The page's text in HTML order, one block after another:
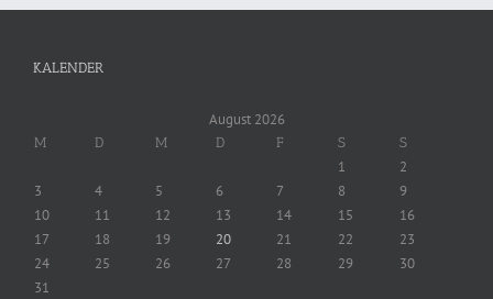
KALENDER
August 2026
M D M D F S S
1
2
3
4 5 6 7 8
9
10
11 12 13 14 15
16
17
18 19 20 21 22
23
24
25 26 27 28 29
30
31